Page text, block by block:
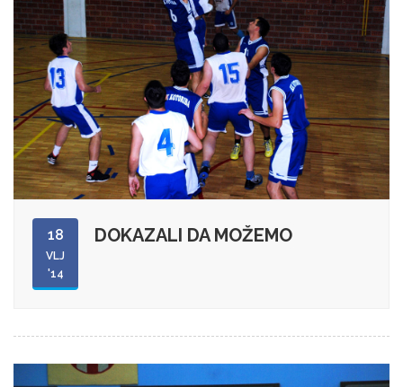
18
VLJ
'14
DOKAZALI DA MOŽEMO